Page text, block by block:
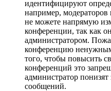
идентифицируют
например,
не можете напрямую
конференции, так как
администратором.
конференцию
того, чтобы повысить
конференций это
администратор понизят
сообщений.